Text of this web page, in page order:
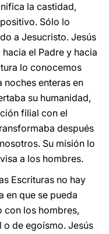
la castidad,
Sólo lo
a Jesucristo. Jesús
el Padre y hacia
lo conocemos
noches enteras en
su humanidad,
filial con el
después
Su misión lo
a los hombres.
Escrituras no hay
en que se pueda
con los hombres,
o de egoísmo. Jesús